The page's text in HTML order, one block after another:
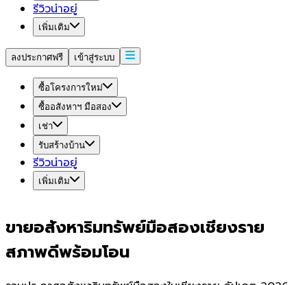
รีวิวน่าอยู่
เพิ่มเติม
ลงประกาศฟรี เข้าสู่ระบบ
ซื้อโครงการใหม่
ซื้ออสังหาฯ มือสอง
เช่า
รับสร้างบ้าน
รีวิวน่าอยู่
เพิ่มเติม
ขายอสังหาริมทรัพย์มือสองเชียงราย
สภาพดีพร้อมโอน